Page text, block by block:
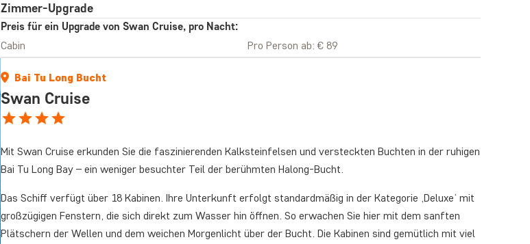
Zimmer-Upgrade
Preis für ein Upgrade von Swan Cruise, pro Nacht:
Cabin
Pro Person ab: € 89
Bai Tu Long Bucht
Swan Cruise
Mit Swan Cruise erkunden Sie die faszinierenden Kalksteinfelsen und versteckten Buchten in der ruhigen
Bai Tu Long Bay – ein weniger besuchter Teil der berühmten Halong-Bucht.
Das Schiff verfügt über 18 Kabinen. Ihre Unterkunft erfolgt standardmäßig in der Kategorie ‚Deluxe‘ mit
großzügigen Fenstern, die sich direkt zum Wasser hin öffnen. So erwachen Sie hier mit dem sanften
Plätschern der Wellen und dem weichen Morgenlicht über der Bucht. Die Kabinen sind gemütlich mit viel